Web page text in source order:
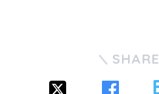
SHARE